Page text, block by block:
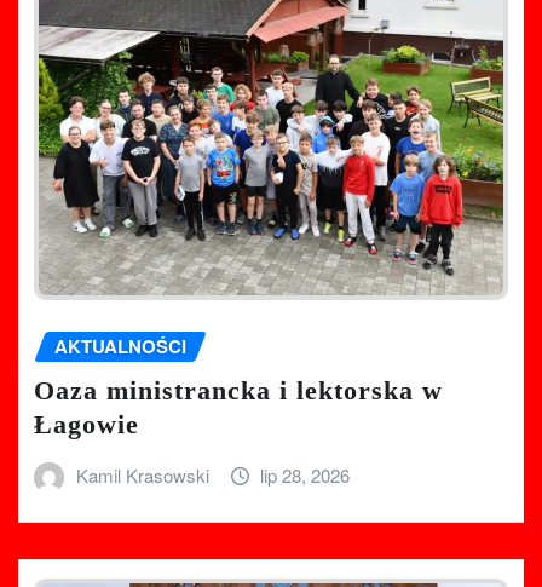
AKTUALNOŚCI
Oaza ministrancka i lektorska w
Łagowie
Kamil Krasowski lip 28, 2026